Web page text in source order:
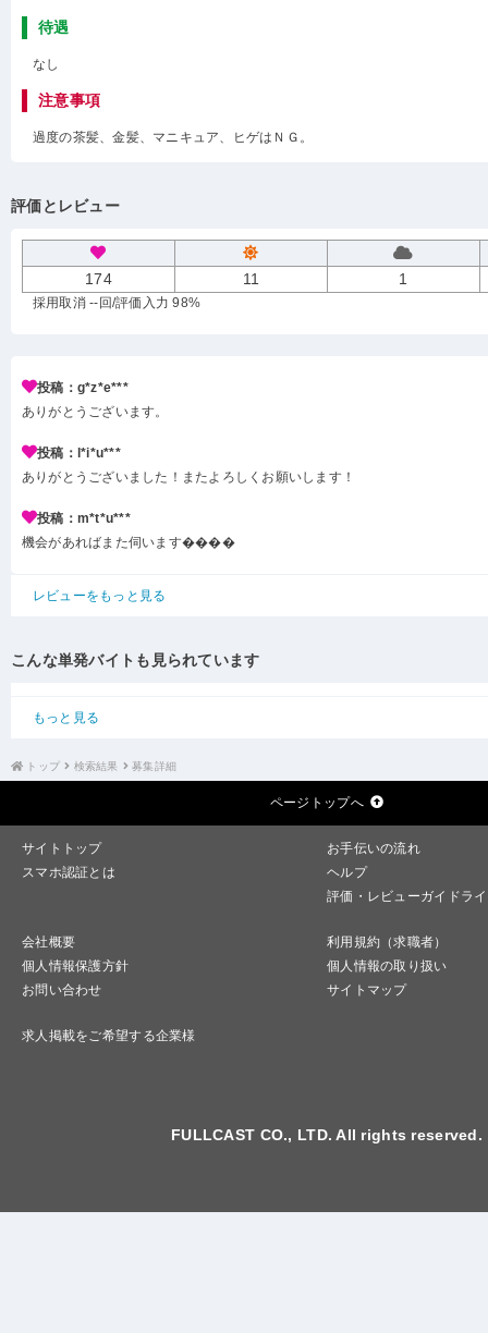
待遇
なし
注意事項
過度の茶髪、金髪、マニキュア、ヒゲはＮＧ。
評価とレビュー
174 11 1
採用取消 --回/評価入力 98%
投稿：g*z*e***
ありがとうございます。
投稿：l*i*u***
ありがとうございました！またよろしくお願いします！
投稿：m*t*u***
機会があればまた伺います����
レビューをもっと見る
こんな単発バイトも見られています
もっと見る
トップ 検索結果 募集詳細
ページトップへ
サイトトップ
お手伝いの流れ
スマホ認証とは
ヘルプ
評価・レビューガイドラ
会社概要
利用規約（求職者）
個人情報保護方針
個人情報の取り扱い
お問い合わせ
サイトマップ
求人掲載をご希望する企業様
FULLCAST CO., LTD. All rights reserved.